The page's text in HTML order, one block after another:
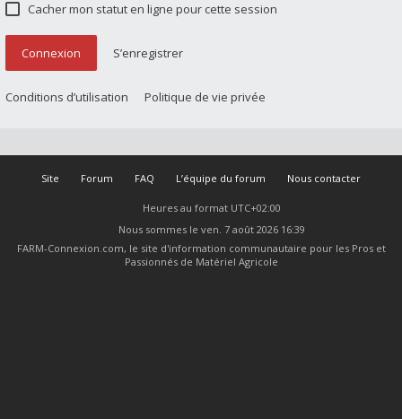
Cacher mon statut en ligne pour cette session
Connexion S’enregistrer
Conditions d’utilisation Politique de vie privée
Site Forum FAQ L’équipe du forum Nous contacter
Heures au format UTC+02:00
Nous sommes le ven. 7 août 2026 16:39
FARM-Connexion.com, le site d'information communautaire pour les Pros et
Passionnés de Matériel Agricole